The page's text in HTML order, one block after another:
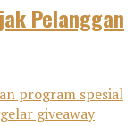
Pelanggan
program spesial
giveaway